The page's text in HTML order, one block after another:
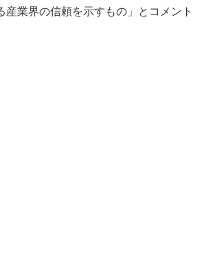
産業界の信頼を示すもの」とコメント